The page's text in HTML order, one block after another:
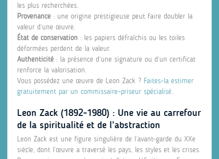
les plus recherchées.
Provenance : une origine prestigieuse peut faire doubler la
valeur d’une œuvre.
État de conservation : les papiers défraîchis ou les toiles
déformées perdent de la valeur.
Authenticité : la présence d’une signature ou d’un certificat
renforce la valorisation.
Vous possédez une œuvre de Leon Zack ? Faites-la estimer
gratuitement par un commissaire-priseur spécialisé.
Leon Zack (1892-1980) : Une vie au carrefour
de la spiritualité et de l’abstraction
Leon Zack est une figure singulière de l’avant-garde du XXe
siècle, dont l’œuvre a traversé les pays, les styles et les crises.